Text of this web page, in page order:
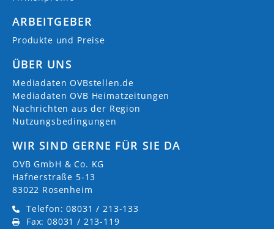
ARBEITGEBER
Produkte und Preise
ÜBER UNS
Mediadaten OVBstellen.de
Mediadaten OVB Heimatzeitungen
Nachrichten aus der Region
Nutzungsbedingungen
WIR SIND GERNE FÜR SIE DA
OVB GmbH & Co. KG
Hafnerstraße 5-13
83022 Rosenheim
Telefon: 08031 / 213-133
Fax: 08031 / 213-119